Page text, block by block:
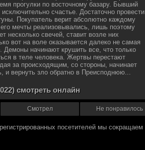
прогулки по восточному базару. Бывший
счастье. Достаточно провести
Покупатель верит абсолютно каждому
мечты реализовывались, лишь поэтому
несколько свечей, ставит возле них
вот на воле оказывается далеко не самая
начинают крушить все, что только
в теле человека. Жертвы перестают
за происходящим, со стороны, начинает
и вернуть зло обратно в Преисподнюю...
смотреть онлайн
Смотрел Не понравилось